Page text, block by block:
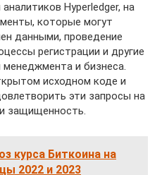
Hyperledger, на
которые могут
данными, проведение
регистрации и другие
и бизнеса.
исходном коде и
эти запросы на
защищенность.
курса Биткоина на
2022 и 2023